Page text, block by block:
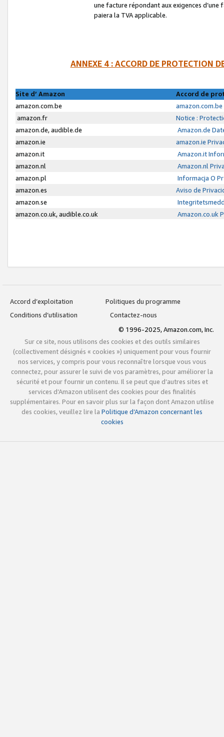
une facture répondant aux exigences
paiera la TVA applicable.
ANNEXE 4 : ACCORD DE PROTECTION
Site d’ Amazon
Accord de
amazon.com.be
amazon.fr
Notice :
amazon.de, audible.de
Amazon.de
amazon.ie
amazon.ie
amazon.it
Amazon.it
amazon.nl
Amazon.nl
amazon.pl
Informacja O
amazon.es
Aviso de
amazon.se
amazon.co.uk, audible.co.uk
Amazon.co.uk
Accord d’exploitation
Politiques du programme
Conditions d’utilisation
Contactez-nous
© 1996-2025, Amazon.com, Inc.
Sur ce site, nous utilisons des cookies et des outils similaires
(collectivement désignés « cookies ») uniquement pour vous fournir
nos services, y compris pour vous reconnaître lorsque vous vous
connectez, pour assurer le suivi de vos paramètres, pour améliorer la
sécurité et pour fournir un contenu. Il se peut que d’autres sites et
services d’Amazon utilisent des cookies pour des finalités
supplémentaires. Pour en savoir plus sur la façon dont Amazon utilise
des cookies, veuillez lire la Politique d’Amazon concernant les
cookies